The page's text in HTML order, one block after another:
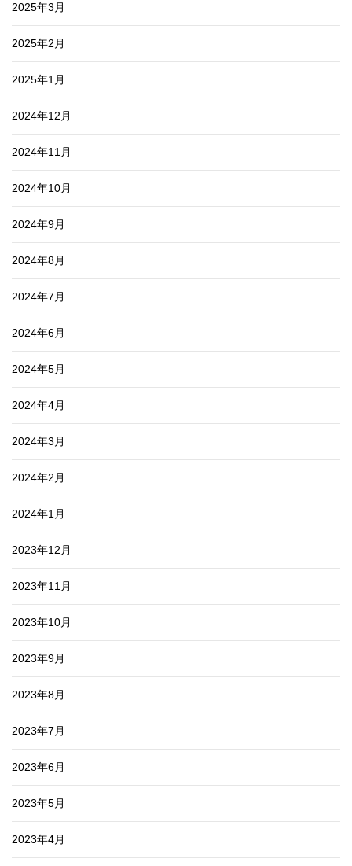
2025年3月
2025年2月
2025年1月
2024年12月
2024年11月
2024年10月
2024年9月
2024年8月
2024年7月
2024年6月
2024年5月
2024年4月
2024年3月
2024年2月
2024年1月
2023年12月
2023年11月
2023年10月
2023年9月
2023年8月
2023年7月
2023年6月
2023年5月
2023年4月